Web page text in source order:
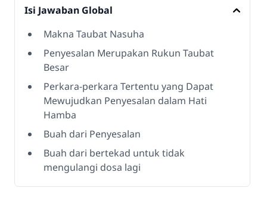
Isi Jawaban Global
Makna Taubat Nasuha
Penyesalan Merupakan Rukun Taubat
Besar
Perkara-perkara Tertentu yang Dapat
Mewujudkan Penyesalan dalam Hati
Hamba
Buah dari Penyesalan
Buah dari bertekad untuk tidak
mengulangi dosa lagi